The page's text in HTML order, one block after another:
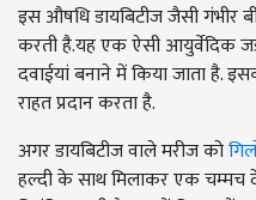
इस औषधि डायबिटीज जैसी गंभीर
करती है.यह एक ऐसी आयुर्वेदिक
दवाईयां बनाने में किया जाता है.
राहत प्रदान करता है.
अगर डायबिटीज वाले मरीज को
हल्दी के साथ मिलाकर एक चम्मच दे